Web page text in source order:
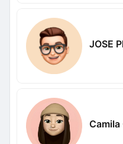
JOSE
Camila